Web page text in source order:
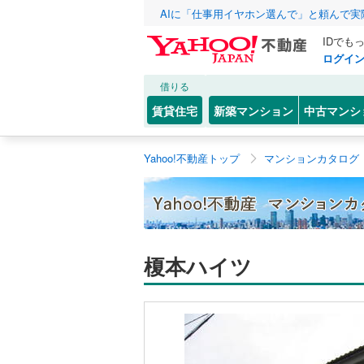
AIに「仕事用イヤホン選んで」と頼んで
IDでも
ログイン
借りる
賃貸住宅 新築マンション 中古マンシ
Yahoo!不動産トップ マンションカタログ
榎本ハイツ